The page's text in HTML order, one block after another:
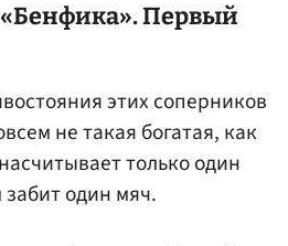
Первый
этих соперников
не такая богатая, как
только один
один мяч.